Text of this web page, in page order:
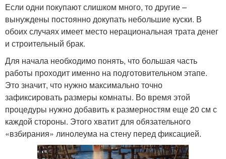
Если одни покупают слишком много, то другие –
вынуждены постоянно докупать небольшие куски. В
обоих случаях имеет место нерациональная трата денег
и строительный брак.
Для начала необходимо понять, что большая часть
работы проходит именно на подготовительном этапе.
Это значит, что нужно максимально точно
зафиксировать размеры комнаты. Во время этой
процедуры нужно добавить к размерностям еще 20 см с
каждой стороны. Этого хватит для обязательного
«взбирания» линолеума на стену перед фиксацией.